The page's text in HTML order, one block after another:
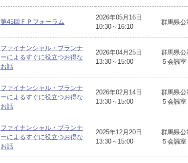
第45回ＦＰフォーラム
2026年05月16日
10:30～16:10
群馬県
ファイナンシャル・プランナ
ーによるすぐに役立つお得な
お話
2026年04月25日
13:30～15:00
群馬県
５会議室
ファイナンシャル・プランナ
ーによるすぐに役立つお得な
お話
2026年02月14日
13:30～15:00
群馬県
５会議室
ファイナンシャル・プランナ
ーによるすぐに役立つお得な
お話
2025年12月20日
13:30～15:00
群馬県
５会議室